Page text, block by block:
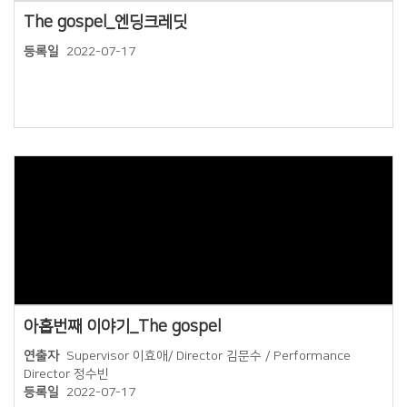
The gospel_엔딩크레딧
등록일 2022-07-17
아홉번째 이야기_The gospel
연출자 Supervisor 이효애/ Director 김문수 / Performance
Director 정수빈
등록일
2022-07-17